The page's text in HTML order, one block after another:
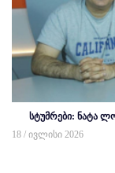
სტუმრები: ნატა
18 / ივლისი 2026